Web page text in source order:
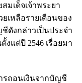
เด็จเจ้าพระยา
เหลือรายเดือนของ
ดังกล่าวเป็นประจำ
แต่ปี 2546 เรื่อยมา
รถอนเงินจากบัญชี